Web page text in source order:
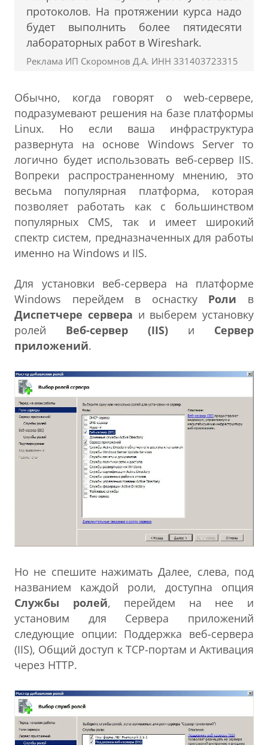
протоколов. На протяжении курса надо
будет выполнить более пятидесяти
лабораторных работ в Wireshark.
Реклама ИП Скоромнов Д.А. ИНН 331403723315
Обычно, когда говорят о web-сервере,
подразумевают решения на базе платформы
Linux. Но если ваша инфраструктура
развернута на основе Windows Server то
логично будет использовать веб-сервер IIS.
Вопреки распространенному мнению, это
весьма популярная платформа, которая
позволяет работать как с большинством
популярных CMS, так и имеет широкий
спектр систем, предназначенных для работы
именно на Windows и IIS.
Для установки веб-сервера на платформе
Windows перейдем в оснастку Роли в
Диспетчере сервера и выберем установку
ролей Веб-сервер (IIS) и Сервер
приложений.
Но не спешите нажимать Далее, слева, под
названием каждой роли, доступна опция
Службы ролей, перейдем на нее и
установим для Сервера приложений
следующие опции: Поддержка веб-сервера
(IIS), Общий доступ к TCP-портам и Активация
через HTTP.